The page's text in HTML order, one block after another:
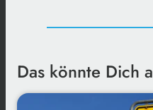
Das könnte Dich